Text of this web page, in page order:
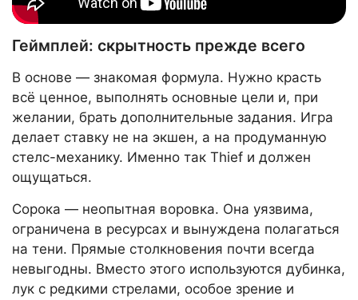
Геймплей: скрытность прежде всего
В основе — знакомая формула. Нужно красть
всё ценное, выполнять основные цели и, при
желании, брать дополнительные задания. Игра
делает ставку не на экшен, а на продуманную
стелс-механику. Именно так Thief и должен
ощущаться.
Сорока — неопытная воровка. Она уязвима,
ограничена в ресурсах и вынуждена полагаться
на тени. Прямые столкновения почти всегда
невыгодны. Вместо этого используются дубинка,
лук с редкими стрелами, особое зрение и